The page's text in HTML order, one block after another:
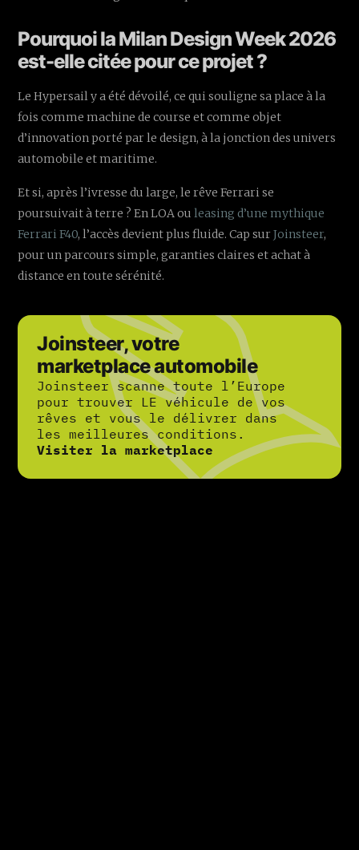
Pourquoi la Milan Design Week 2026
est-elle citée pour ce projet ?
Le Hypersail y a été dévoilé, ce qui souligne sa place à la
fois comme machine de course et comme objet
d’innovation porté par le design, à la jonction des univers
automobile et maritime.
Et si, après l’ivresse du large, le rêve Ferrari se
poursuivait à terre ? En LOA ouleasing d’une mythique
Ferrari F40, l’accès devient plus fluide. Cap surJoinsteer,
pour un parcours simple, garanties claires et achat à
distance en toute sérénité.
Joinsteer, votre
marketplace automobile
Joinsteer scanne toute l’Europe
pour trouver LE véhicule de vos
rêves et vous le délivrer dans
les meilleures conditions.
Visiter la marketplace